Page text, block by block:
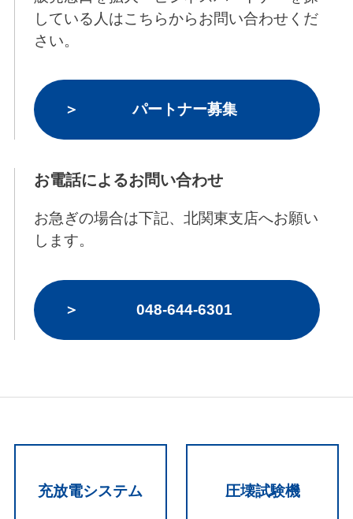
している人はこちらからお問い合わせくだ
さい。
パートナー募集
お電話によるお問い合わせ
お急ぎの場合は下記、北関東支店へお願い
します。
048-644-6301
充放電システム 圧壊試験機